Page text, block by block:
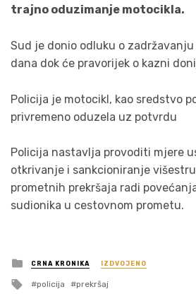
trajno oduzimanje motocikla.
Sud je donio odluku o
dana dok će pravorijek o kazni
Policija je motocikl, kao sredstvo
privremeno oduzela uz potvrdu
Policija nastavlja provoditi mjere
otkrivanje i sankcioniranje
prometnih prekršaja radi
sudionika u cestovnom prometu.
Posted
in
CRNA KRONIKA IZDVOJENO
Tagged
policija prekršaj